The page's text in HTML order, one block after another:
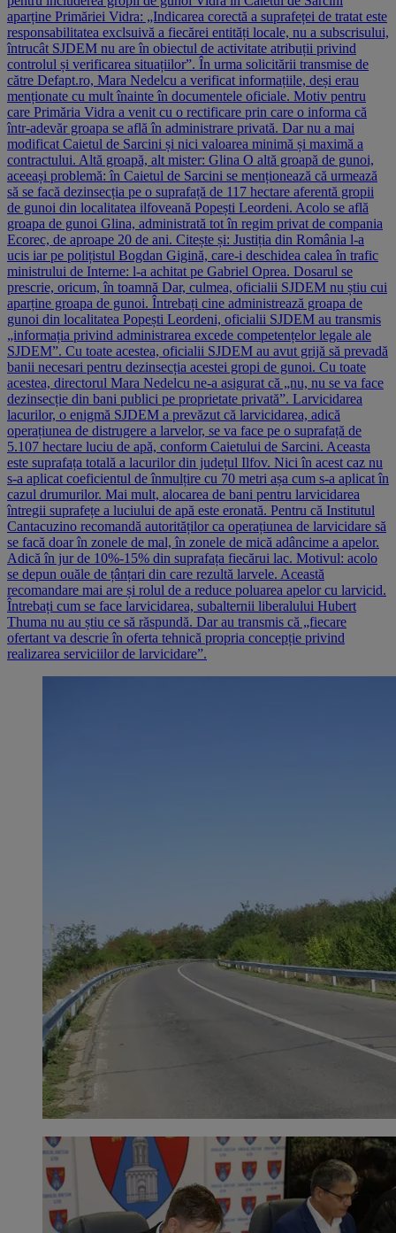
aparține Primăriei Vidra: „Indicarea corectă a suprafeței de tratat este
responsabilitatea exclsuivă a fiecărei entități locale, nu a subscrisului,
întrucât SJDEM nu are în obiectul de activitate atribuții privind
controlul și verificarea situațiilor”. În urma solicitării transmise de
către Defapt.ro, Mara Nedelcu a verificat informațiile, deși erau
menționate cu mult înainte în documentele oficiale. Motiv pentru
care Primăria Vidra a venit cu o rectificare prin care o informa că
într-adevăr groapa se află în administrare privată. Dar nu a mai
modificat Caietul de Sarcini și nici valoarea minimă și maximă a
contractului. Altă groapă, alt mister: Glina O altă groapă de gunoi,
aceeași problemă: în Caietul de Sarcini se menționează că urmează
să se facă dezinsecția pe o suprafață de 117 hectare aferentă gropii
de gunoi din localitatea ilfoveană Popești Leordeni. Acolo se află
groapa de gunoi Glina, administrată tot în regim privat de compania
Ecorec, de aproape 20 de ani. Citește și: Justiția din România l-a
ucis iar pe polițistul Bogdan Gigină, care-i deschidea calea în trafic
ministrului de Interne: l-a achitat pe Gabriel Oprea. Dosarul se
prescrie, oricum, în toamnă Dar, culmea, oficialii SJDEM nu știu cui
aparține groapa de gunoi. Întrebați cine administrează groapa de
gunoi din localitatea Popești Leordeni, oficialii SJDEM au transmis
„informația privind administrarea excede competențelor legale ale
SJDEM”. Cu toate acestea, oficialii SJDEM au avut grijă să prevadă
banii necesari pentru dezinsecția acestei gropi de gunoi. Cu toate
acestea, directorul Mara Nedelcu ne-a asigurat că „nu, nu se va face
dezinsecție din bani publici pe proprietate privată”. Larvicidarea
lacurilor, o enigmă SJDEM a prevăzut că larvicidarea, adică
operațiunea de distrugere a larvelor, se va face pe o suprafață de
5.107 hectare luciu de apă, conform Caietului de Sarcini. Aceasta
este suprafața totală a lacurilor din județul Ilfov. Nici în acest caz nu
s-a aplicat coeficientul de înmulțire cu 70 metri așa cum s-a aplicat în
cazul drumurilor. Mai mult, alocarea de bani pentru larvicidarea
întregii suprafețe a luciului de apă este eronată. Pentru că Institutul
Cantacuzino recomandă autorităților ca operațiunea de larvicidare să
se facă doar în zonele de mal, în zonele de mică adâncime a apelor.
Adică în jur de 10%-15% din suprafața fiecărui lac. Motivul: acolo
se depun ouăle de țânțari din care rezultă larvele. Această
recomandare mai are și rolul de a reduce poluarea apelor cu larvicid.
Întrebați cum se face larvicidarea, subalternii liberalului Hubert
Thuma nu au știu ce să răspundă. Dar au transmis că „fiecare
ofertant va descrie în oferta tehnică propria concepție privind
realizarea serviciilor de larvicidare”.